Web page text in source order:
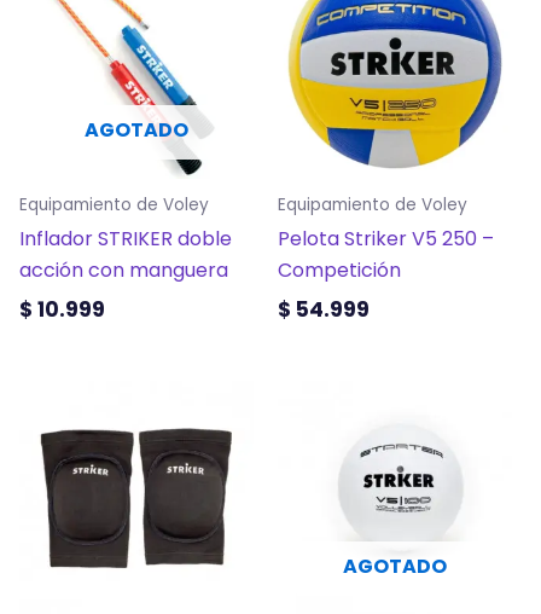
AGOTADO
Equipamiento de Voley
Inflador STRIKER doble
acción con manguera
$ 10.999
tiene
múltiples
variantes.
pueden
elegir
en
la
Equipamiento de Voley
Pelota Striker V5 250 –
Competición
$ 54.999
tiene
múltiples
variantes.
Las
opciones
pueden
elegir
en
la
producto
tiene
múltiples
variantes.
AGOTADO